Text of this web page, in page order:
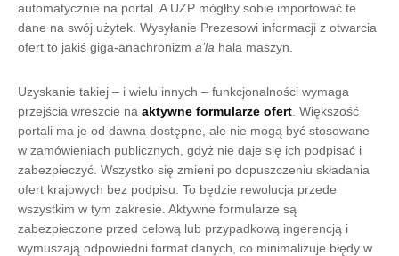
automatycznie na portal. A UZP mógłby sobie importować te
dane na swój użytek. Wysyłanie Prezesowi informacji z otwarcia
ofert to jakiś giga-anachronizm a’la hala maszyn.
Uzyskanie takiej – i wielu innych – funkcjonalności wymaga
przejścia wreszcie na aktywne formularze ofert . Większość
portali ma je od dawna dostępne, ale nie mogą być stosowane
w zamówieniach publicznych, gdyż nie daje się ich podpisać i
zabezpieczyć. Wszystko się zmieni po dopuszczeniu składania
ofert krajowych bez podpisu. To będzie rewolucja przede
wszystkim w tym zakresie. Aktywne formularze są
zabezpieczone przed celową lub przypadkową ingerencją i
wymuszają odpowiedni format danych, co minimalizuje błędy w